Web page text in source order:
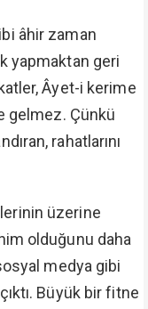
âhir zaman
yapmaktan geri
Âyet-i kerime
gelmez. Çünkü
rahatlarını
üzerine
olduğunu daha
medya gibi
Büyük bir fitne